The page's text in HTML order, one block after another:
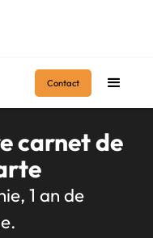
Contact
>Pack dix
carnet de
1 an de